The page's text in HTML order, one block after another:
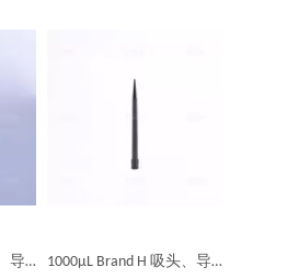
1000μL Brand H 吸头、导电、5连盒装、无菌、滤芯 1000μL Brand H 吸头、导电、5连盒装、无菌、滤芯、低吸附